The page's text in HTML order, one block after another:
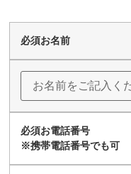
必須お名前
必須お電話番号
※携帯電話番号でも可